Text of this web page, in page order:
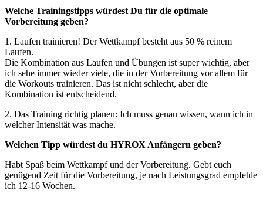
Welche Trainingstipps würdest Du für die optimale
Vorbereitung geben?
1. Laufen trainieren! Der Wettkampf besteht aus 50 % reinem
Laufen.
Die Kombination aus Laufen und Übungen ist super wichtig, aber
ich sehe immer wieder viele, die in der Vorbereitung vor allem für
die Workouts trainieren. Das ist nicht schlecht, aber die
Kombination ist entscheidend.
2. Das Training richtig planen: Ich muss genau wissen, wann ich in
welcher Intensität was mache.
Welchen Tipp würdest du HYROX Anfängern geben?
Habt Spaß beim Wettkampf und der Vorbereitung. Gebt euch
genügend Zeit für die Vorbereitung, je nach Leistungsgrad empfehle
ich 12-16 Wochen.